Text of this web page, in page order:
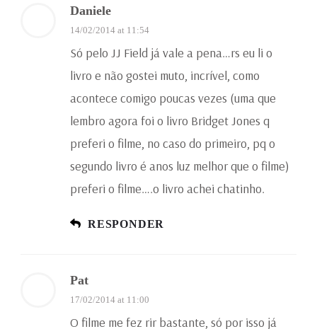
Daniele
14/02/2014 at 11:54
Só pelo JJ Field já vale a pena…rs eu li o
livro e não gostei muto, incrível, como
acontece comigo poucas vezes (uma que
lembro agora foi o livro Bridget Jones q
preferi o filme, no caso do primeiro, pq o
segundo livro é anos luz melhor que o filme)
preferi o filme….o livro achei chatinho.
RESPONDER
Pat
17/02/2014 at 11:00
O filme me fez rir bastante, só por isso já